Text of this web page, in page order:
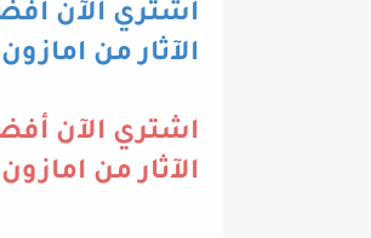
اشتري الآن
الآثار من
اشتري الآن
الآثار من